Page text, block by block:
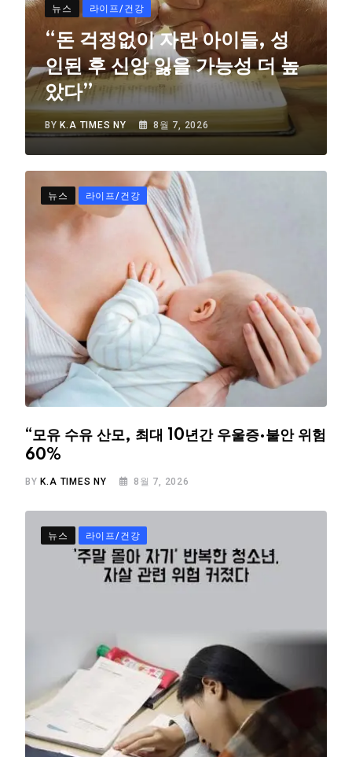
뉴스 라이프/건강
“돈 걱정없이 자란 아이들, 성
인된 후 신앙 잃을 가능성 더 높
았다”
BY K.A TIMES NY 8월 7, 2026
뉴스 라이프/건강
“모유 수유 산모, 최대 10년간 우울증·불안 위험
60%
BY K.A TIMES NY 8월 7, 2026
뉴스 라이프/건강